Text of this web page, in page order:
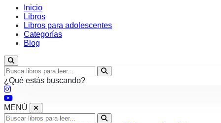
Inicio
Libros
Libros para adolescentes
Categorías
Blog
¿Qué estás buscando?
MENÚ